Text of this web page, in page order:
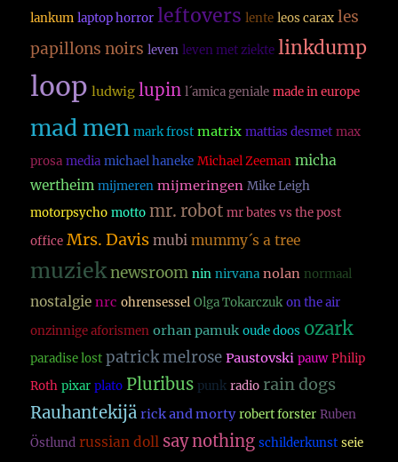
lankum laptop horror leftovers lente leos carax les
papillons noirs leven leven met ziekte linkdump
loop ludwig lupin l´amica geniale made in europe
mad men mark frost matrix mattias desmet max
prosa media michael haneke Michael Zeeman micha
wertheim mijmeren mijmeringen Mike Leigh
motorpsycho motto mr. robot mr bates vs the post
office Mrs. Davis mubi mummy´s a tree
muzieknewsroom nin nirvana nolan normaal
nostalgie nrc ohrensessel Olga Tokarczuk on the air
onzinnige aforismen orhan pamuk oude doos ozark
paradise lost patrick melrose Paustovski pauw Philip
Roth pixar plato Pluribus punk radio rain dogs
Rauhantekijä rick and morty robert forster Ruben
Östlund russian doll say nothing schilderkunst seie